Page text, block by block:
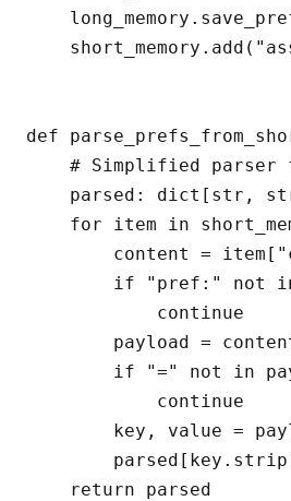
def
# Simplified parser
parsed: dict[str,
for item in
content =
if "pref:" not
            continue
payload =
if "=" not in
            continue
key, value =
    return parsed